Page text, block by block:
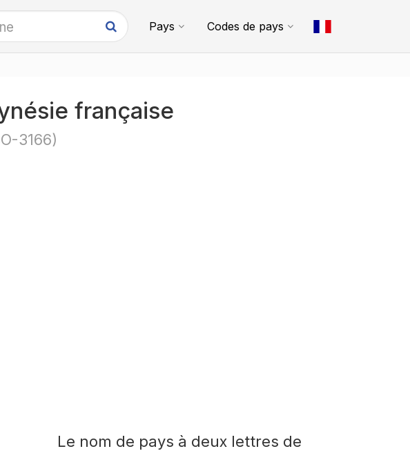
Pays Codes de pays
française
3166)
Le nom de pays à deux lettres de